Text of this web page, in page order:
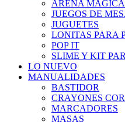
ARENA MAGICA
JUEGOS DE
JUGUETES
LONITAS PARA
POP IT
SLIME Y KIT
LO NUEVO
MANUALIDADES
BASTIDOR
CRAYONES
MARCADORES
MASAS